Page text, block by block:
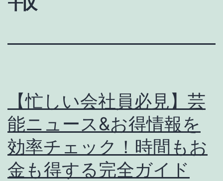
【忙しい会社員必見】芸
能ニュース&お得情報を
効率チェック！時間もお
金も得する完全ガイド